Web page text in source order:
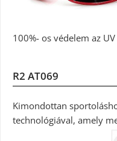
100%- os védelem az
R2 AT069
Kimondottan
technológiával, amely